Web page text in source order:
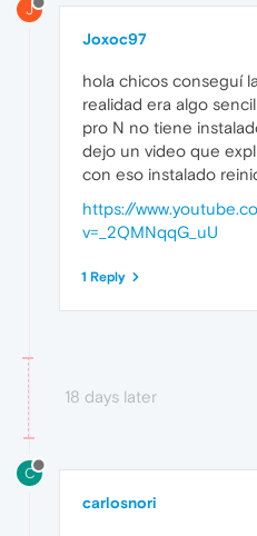
J
Joxoc97
hola chicos conseguí
realidad era algo
pro N no tiene
dejo un video que
con eso instalado
https://
v=_2QMNqqG_uU
1 Reply
18 days later
C
carlosnori